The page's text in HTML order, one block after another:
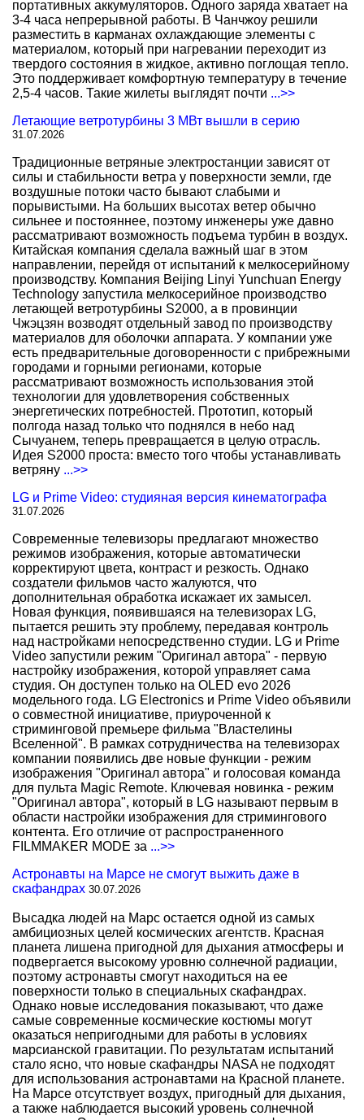
портативных аккумуляторов. Одного заряда хватает на
3-4 часа непрерывной работы. В Чанчжоу решили
разместить в карманах охлаждающие элементы с
материалом, который при нагревании переходит из
твердого состояния в жидкое, активно поглощая тепло.
Это поддерживает комфортную температуру в течение
2,5-4 часов. Такие жилеты выглядят почти ...>>
Летающие ветротурбины 3 МВт вышли в серию
31.07.2026
Традиционные ветряные электростанции зависят от
силы и стабильности ветра у поверхности земли, где
воздушные потоки часто бывают слабыми и
порывистыми. На больших высотах ветер обычно
сильнее и постояннее, поэтому инженеры уже давно
рассматривают возможность подъема турбин в воздух.
Китайская компания сделала важный шаг в этом
направлении, перейдя от испытаний к мелкосерийному
производству. Компания Beijing Linyi Yunchuan Energy
Technology запустила мелкосерийное производство
летающей ветротурбины S2000, а в провинции
Чжэцзян возводят отдельный завод по производству
материалов для оболочки аппарата. У компании уже
есть предварительные договоренности с прибрежными
городами и горными регионами, которые
рассматривают возможность использования этой
технологии для удовлетворения собственных
энергетических потребностей. Прототип, который
полгода назад только что поднялся в небо над
Сычуанем, теперь превращается в целую отрасль.
Идея S2000 проста: вместо того чтобы устанавливать
ветряну ...>>
LG и Prime Video: студияная версия кинематографа
31.07.2026
Современные телевизоры предлагают множество
режимов изображения, которые автоматически
корректируют цвета, контраст и резкость. Однако
создатели фильмов часто жалуются, что
дополнительная обработка искажает их замысел.
Новая функция, появившаяся на телевизорах LG,
пытается решить эту проблему, передавая контроль
над настройками непосредственно студии. LG и Prime
Video запустили режим "Оригинал автора" - первую
настройку изображения, которой управляет сама
студия. Он доступен только на OLED evo 2026
модельного года. LG Electronics и Prime Video объявили
о совместной инициативе, приуроченной к
стриминговой премьере фильма "Властелины
Вселенной". В рамках сотрудничества на телевизорах
компании появились две новые функции - режим
изображения "Оригинал автора" и голосовая команда
для пульта Magic Remote. Ключевая новинка - режим
"Оригинал автора", который в LG называют первым в
области настройки изображения для стримингового
контента. Его отличие от распространенного
FILMMAKER MODE за ...>>
Астронавты на Марсе не смогут выжить даже в
скафандрах 30.07.2026
Высадка людей на Марс остается одной из самых
амбициозных целей космических агентств. Красная
планета лишена пригодной для дыхания атмосферы и
подвергается высокому уровню солнечной радиации,
поэтому астронавты смогут находиться на ее
поверхности только в специальных скафандрах.
Однако новые исследования показывают, что даже
самые современные космические костюмы могут
оказаться непригодными для работы в условиях
марсианской гравитации. По результатам испытаний
стало ясно, что новые скафандры NASA не подходят
для использования астронавтами на Красной планете.
На Марсе отсутствует воздух, пригодный для дыхания,
а также наблюдается высокий уровень солнечной